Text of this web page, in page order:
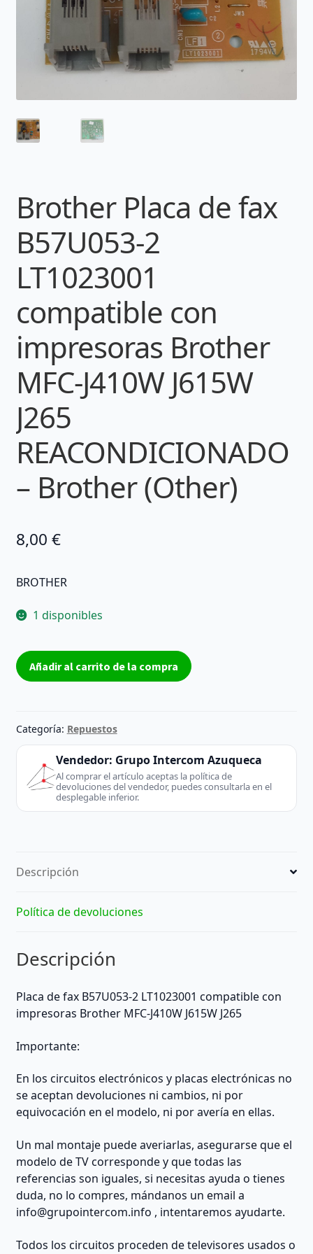
Brother Placa de fax
B57U053-2
LT1023001
compatible con
impresoras Brother
MFC-J410W J615W
J265
REACONDICIONADO
– Brother (Other)
8,00 €
BROTHER
1 disponibles
Brother
Placa
B57U053-
LT1023001
compatible
con
impresoras
J615W
REACONDICIONADO
(Other)
Añadir al carrito de la compra
Categoría: Repuestos
Vendedor: Grupo Intercom Azuqueca
Al comprar el artículo aceptas la política de
devoluciones del vendedor, puedes consultarla en el
desplegable inferior.
Descripción
Política de devoluciones
Descripción
Placa de fax B57U053-2 LT1023001 compatible con
impresoras Brother MFC-J410W J615W J265
Importante:
En los circuitos electrónicos y placas electrónicas no
se aceptan devoluciones ni cambios, ni por
equivocación en el modelo, ni por avería en ellas.
Un mal montaje puede averiarlas, asegurarse que el
modelo de TV corresponde y que todas las
referencias son iguales, si necesitas ayuda o tienes
duda, no lo compres, mándanos un email a
info@grupointercom.info , intentaremos ayudarte.
Todos los circuitos proceden de televisores usados o